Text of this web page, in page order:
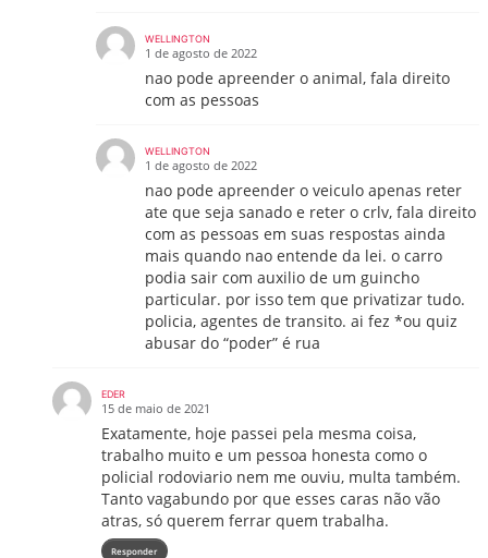
WELLINGTON
1 de agosto de 2022
nao pode apreender o animal, fala direito
com as pessoas
WELLINGTON
1 de agosto de 2022
nao pode apreender o veiculo apenas reter
ate que seja sanado e reter o crlv, fala direito
com as pessoas em suas respostas ainda
mais quando nao entende da lei. o carro
podia sair com auxilio de um guincho
particular. por isso tem que privatizar tudo.
policia, agentes de transito. ai fez *ou quiz
abusar do “poder” é rua
EDER
15 de maio de 2021
Exatamente, hoje passei pela mesma coisa,
trabalho muito e um pessoa honesta como o
policial rodoviario nem me ouviu, multa também.
Tanto vagabundo por que esses caras não vão
atras, só querem ferrar quem trabalha.
Responder